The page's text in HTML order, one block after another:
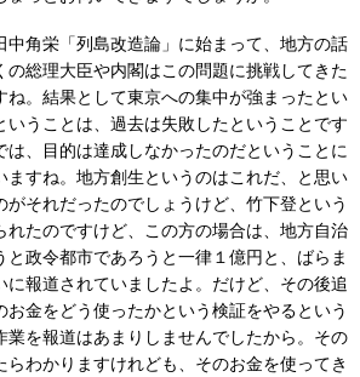
中角栄「列島改造論」に始まって、地方の話
の総理大臣や内閣はこの問題に挑戦してきた
ね。結果として東京への集中が強まったとい
いうことは、過去は失敗したということです
は、目的は達成しなかったのだということに
ますね。地方創生というのはこれだ、と思い
がそれだったのでしょうけど、竹下登という
れたのですけど、この方の場合は、地方自治
と政令都市であろうと一律１億円と、ばらま
に報道されていましたよ。だけど、その後追
お金をどう使ったかという検証をやるという
業を報道はあまりしませんでしたから。その
らわかりますけれども、そのお金を使ってき